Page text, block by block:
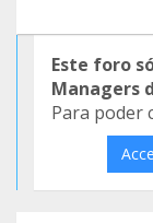
Este foro
Managers
Para poder